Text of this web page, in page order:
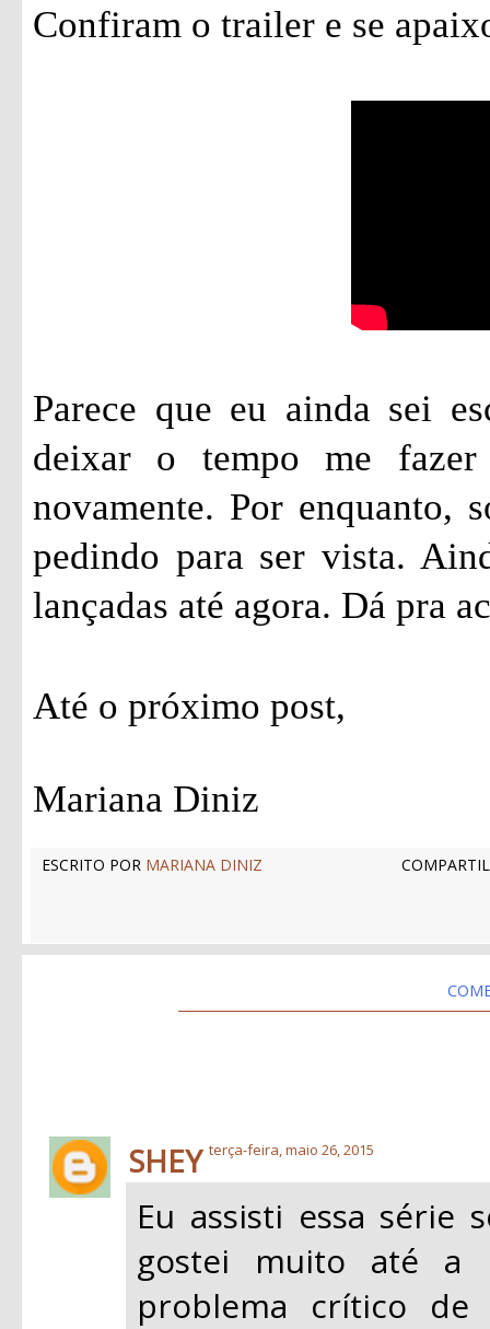
Confiram o trailer e se
Parece que eu ainda sei
deixar o tempo me fazer
novamente. Por enquanto,
pedindo para ser vista.
lançadas até agora. Dá pra
Até o próximo post,
Mariana Diniz
ESCRITO POR MARIANA DINIZ
SHEY terça-feira, maio 26, 2015
Eu assisti essa série
gostei muito até a
problema crítico